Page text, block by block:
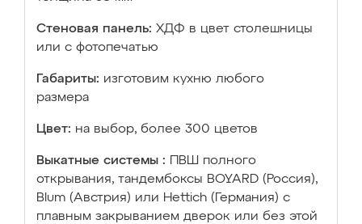
Стеновая панель: ХДФ в цвет столешницы
или с фотопечатью
Габариты: изготовим кухню любого
размера
Цвет: на выбор, более 300 цветов
Выкатные системы :
ПВШ полного
открывания, тандембоксы BOYARD (Россия),
Blum (Австрия) или Hettich (Германия) с
плавным закрыванием дверок или без этой